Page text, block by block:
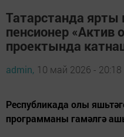
Татарстанда ярты
пенсионер «Актив
проектында
admin, 10 май 2026 - 20:18
Республикада олы
программаны гамәлгә